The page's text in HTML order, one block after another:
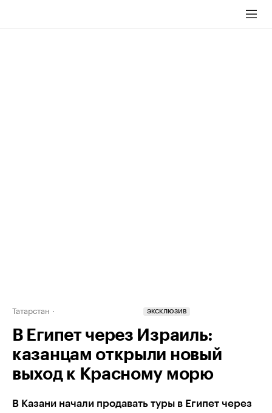
Татарстан ЭКСКЛЮЗИВ
В Египет через Израиль:
казанцам открыли новый
выход к Красному морю
В Казани начали продавать туры в Египет через